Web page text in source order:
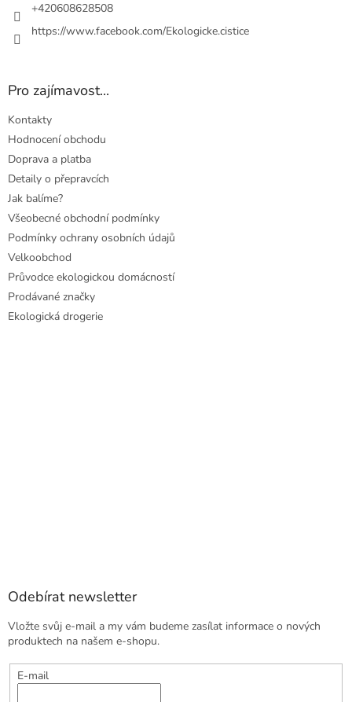
+420608628508
https://www.facebook.com/Ekologicke.cistice
Pro zajímavost...
Kontakty
Hodnocení obchodu
Doprava a platba
Detaily o přepravcích
Jak balíme?
Všeobecné obchodní podmínky
Podmínky ochrany osobních údajů
Velkoobchod
Průvodce ekologickou domácností
Prodávané značky
Ekologická drogerie
Odebírat newsletter
Vložte svůj e-mail a my vám budeme zasílat informace o nových
produktech na našem e-shopu.
E-mail